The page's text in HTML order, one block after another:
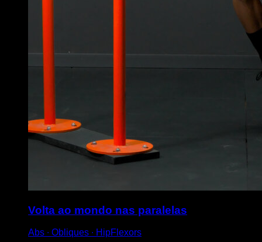
Volta ao mondo nas paralelas
Abs ∙ Obliques ∙ HipFlexors